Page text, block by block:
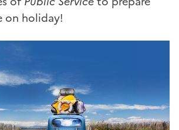
on holiday!